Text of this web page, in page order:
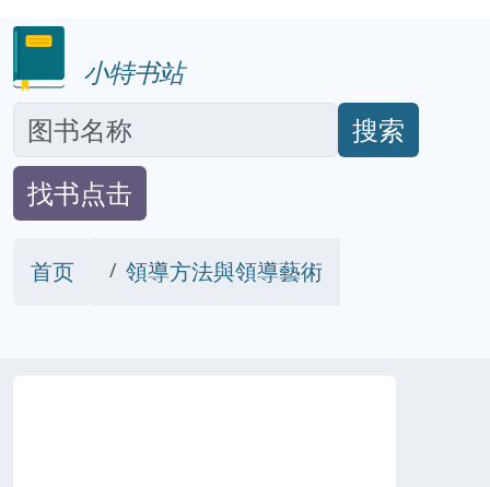
小特书站
搜索
找书点击
首页 領導方法與領導藝術